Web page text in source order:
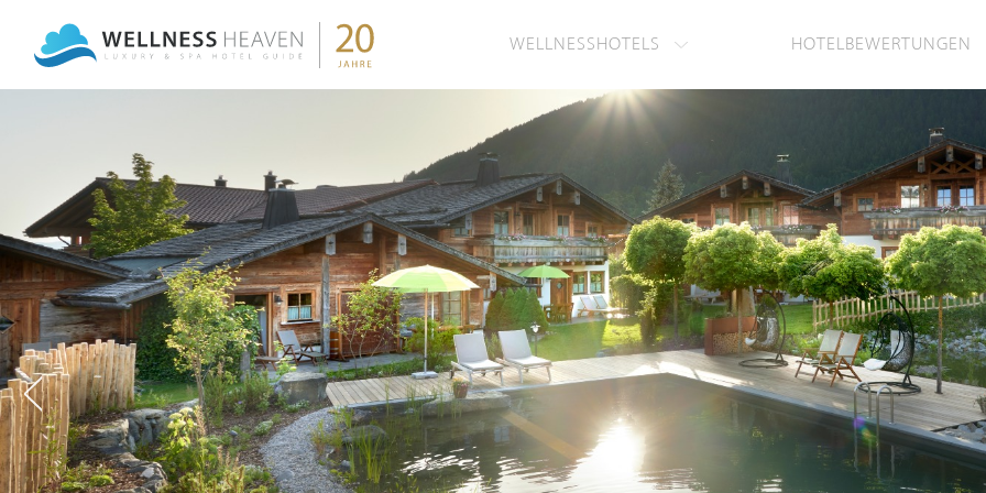
WELLNESSHOTELS HOTELBEWERTUNGEN